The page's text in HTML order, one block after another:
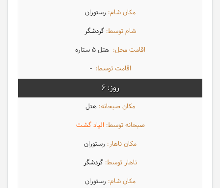
رستوران
گردشگر
هتل 5 ستاره
-
6
هتل
الیاد گشت
رستوران
گردشگر
رستوران